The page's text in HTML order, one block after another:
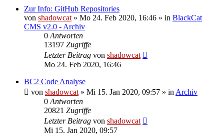
Zur Info: GitHub Repositories
von shadowcat » Mo 24. Feb 2020, 16:46 » in BlackCat
CMS v2.0 - Archiv
0 Antworten
13197 Zugriffe
Letzter Beitrag von shadowcat
Mo 24. Feb 2020, 16:46
BC2 Code Analyse
von shadowcat » Mi 15. Jan 2020, 09:57 » in Archiv
0 Antworten
20821 Zugriffe
Letzter Beitrag von shadowcat
Mi 15. Jan 2020, 09:57